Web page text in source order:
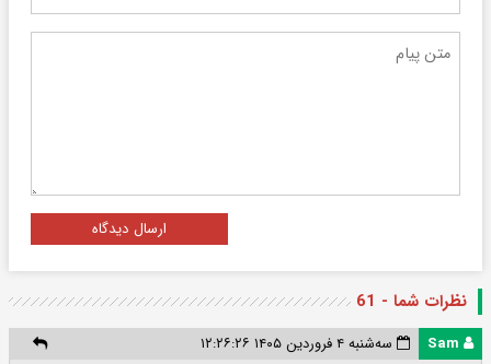
ارسال دیدگاه
نظرات شما - 61
سه‌شنبه ۴ فروردین ۱۴۰۵ ۱۲:۲۶:۲۶